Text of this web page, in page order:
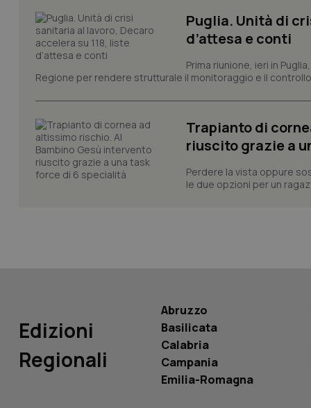
Puglia. Unità di
d’attesa e conti
Prima riunione, ieri in
Regione per rendere strutturale il monitoraggio e il
Trapianto di
riuscito grazie a
Perdere la vista oppure
le due opzioni per un
Edizioni
Regionali
Abruzzo
Basilicata
Calabria
Campania
Emilia-Romagna
tracking-sites-
_ga
_ga_KM60CM4NPH